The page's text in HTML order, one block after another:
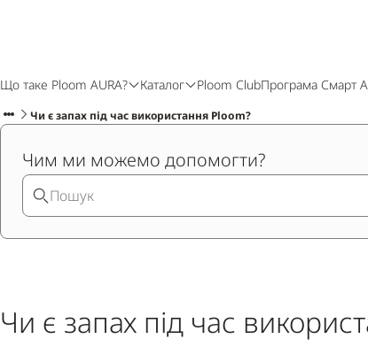
Що таке Ploom AURA? Каталог Ploom ClubПрограма Смарт
Чи є запах під час використання Ploom?
Чим ми можемо допомогти?
Чи є запах під час